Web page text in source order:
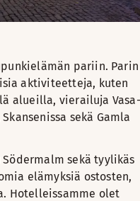
pariin. Parin
aktiviteetteja, kuten
alueilla, vierailuja
sekä Gamla
sekä tyylikäs
elämyksiä ostosten,
Hotelleissamme olet